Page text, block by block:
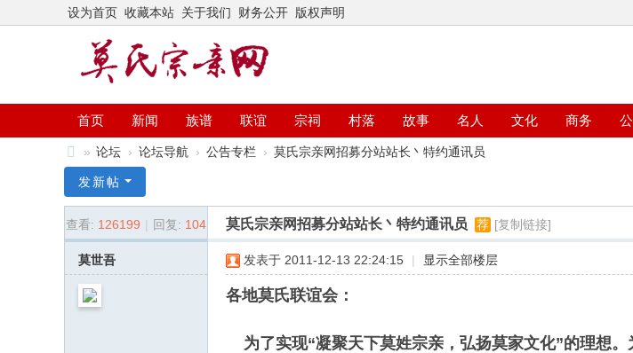
设为首页 收藏本站 关于我们 财务公开 版权声明
首页 新闻 族谱 联谊 宗祠 村落 故事 名人 文化 商务
氏
宗
» 论坛 › 论坛导航 › 公告专栏 › 莫氏宗亲网招募分站站长丶特约通讯员
发新帖
查看: 126199 | 回复: 104 莫氏宗亲网招募分站站长丶特约通讯员 荐 [复制链接]
莫世吾 发表于 2011-12-13 22:24:15 | 显示全部楼层
各地莫氏联谊会：
为了实现“凝聚天下莫姓宗亲，弘扬莫家文化”的理想